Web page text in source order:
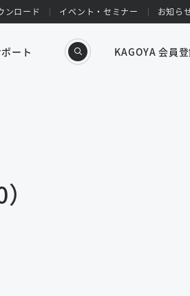
ンロード イベント・セミナー お知ら
ート KAGOYA 会員